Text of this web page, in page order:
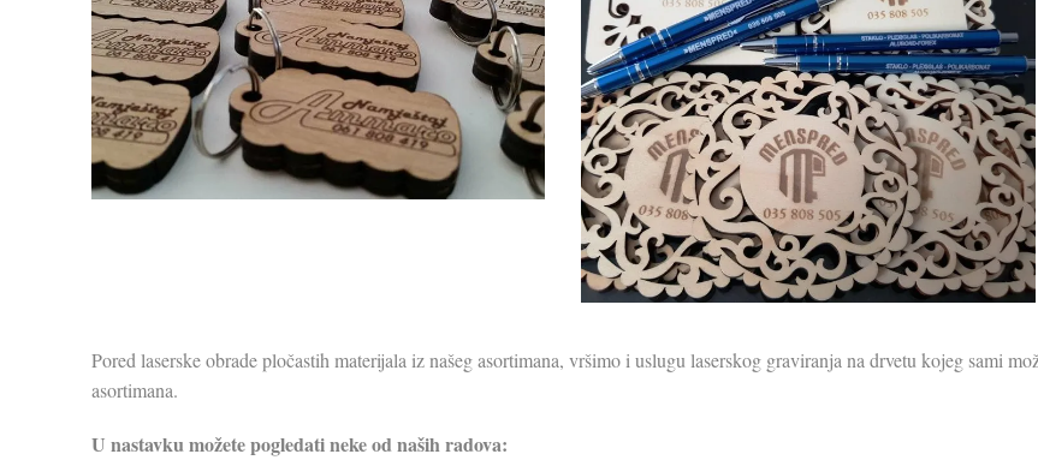
Pored laserske obrade pločastih materijala iz našeg asortimana, vršimo i uslugu laserskog graviranja na drvetu kojeg sami
asortimana.
U nastavku možete pogledati neke od naših radova: